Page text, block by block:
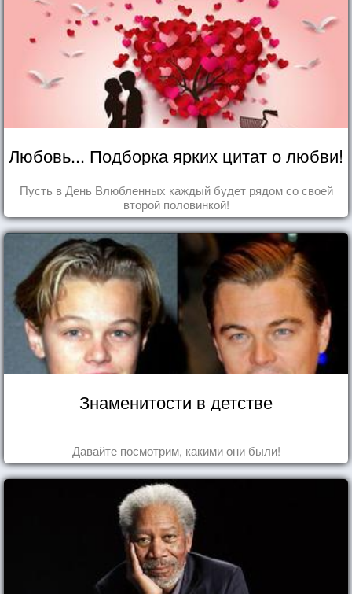
Любовь... Подборка ярких цитат о любви!
Пусть в День Влюбленных каждый будет рядом со своей
второй половинкой!
Знаменитости в детстве
Давайте посмотрим, какими они были!